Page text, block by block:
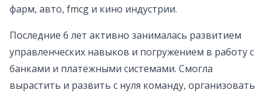
фарм, авто, fmcg и кино индустрии.
Последние 6 лет активно занималась развитием
управленческих навыков и погружением в работу с
банками и платежными системами. Смогла
вырастить и развить с нуля команду, организовать